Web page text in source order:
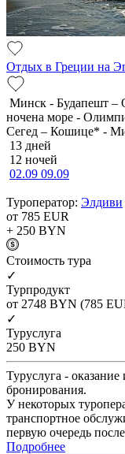
Отдых в Греции на
Минск - Будапешт –
ночена море -
Сегед – Кошице* -
13 дней
12 ночей
02.09 09.09
Туроператор: Элдиви
от 785 EUR
+ 250 BYN
Cтоимость тура
✓
Турпродукт
от 2748 BYN (785
✓
Туруслуга
250 BYN
Туруслуга -
бронирования.
У некоторых
транспортное
первую очередь
Подробнее